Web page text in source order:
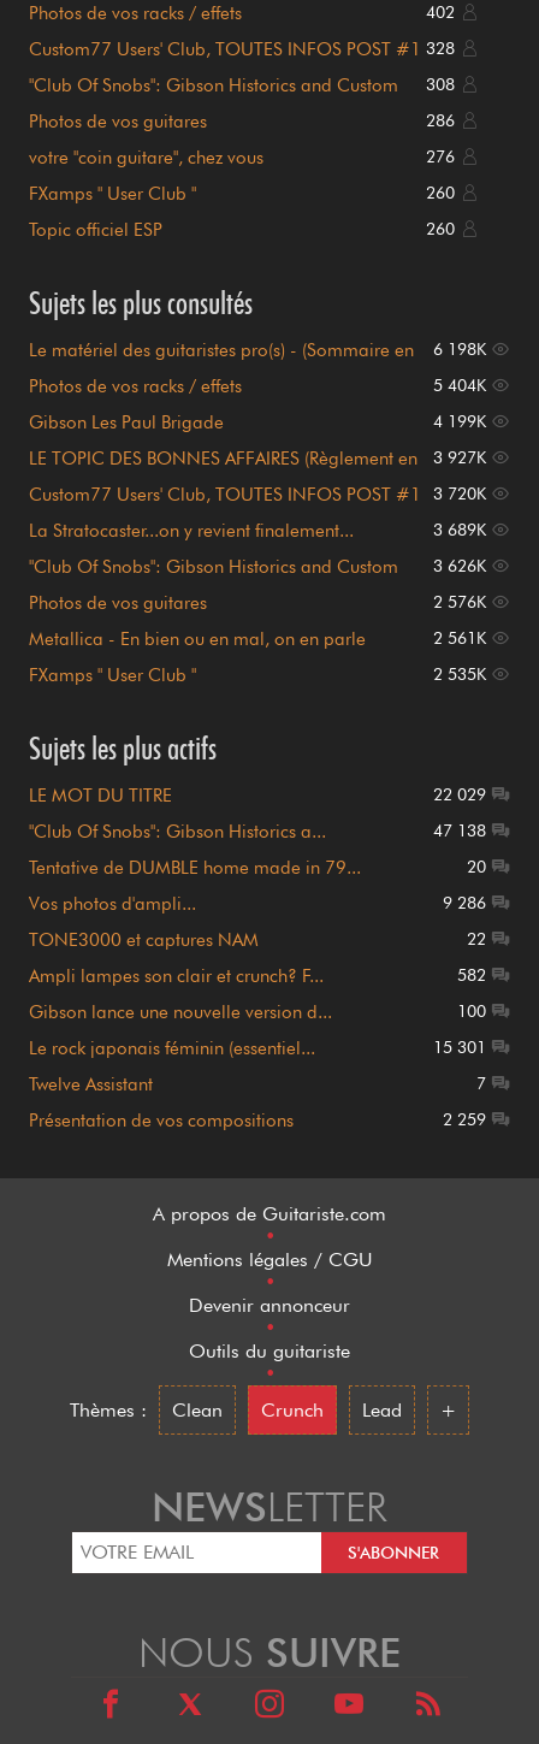
Photos de vos racks / effets 402
Custom77 Users' Club, TOUTES INFOS POST #1 328
"Club Of Snobs": Gibson Historics and Custom
308
Photos de vos guitares 286
votre "coin guitare", chez vous 276
FXamps " User Club " 260
Topic officiel ESP 260
Sujets les plus consultés
Le matériel des guitaristes pro(s) - (Sommaire en
6 198K
Photos de vos racks / effets 5 404K
Gibson Les Paul Brigade 4 199K
LE TOPIC DES BONNES AFFAIRES (Règlement en
3 927K
Custom77 Users' Club, TOUTES INFOS POST #1
3 720K
La Stratocaster...on y revient finalement... 3 689K
"Club Of Snobs": Gibson Historics and Custom
3 626K
Photos de vos guitares 2 576K
Metallica - En bien ou en mal, on en parle 2 561K
FXamps " User Club " 2 535K
Sujets les plus actifs
LE MOT DU TITRE 22 029
"Club Of Snobs": Gibson Historics a... 47 138
Tentative de DUMBLE home made in 79... 20
Vos photos d'ampli... 9 286
TONE3000 et captures NAM 22
Ampli lampes son clair et crunch? F... 582
Gibson lance une nouvelle version d... 100
Le rock japonais féminin (essentiel... 15 301
Twelve Assistant 7
Présentation de vos compositions 2 259
A propos de Guitariste.com
•
Mentions légales / CGU
•
Devenir annonceur
•
Outils du guitariste
•
Thèmes :
Clean Crunch Lead +
NEWSLETTER
NOUS SUIVRE